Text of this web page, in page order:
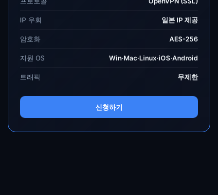
IP 우회 일본 IP 제공
암호화 AES-256
지원 OS Win·Mac·Linux·iOS·Android
트래픽 무제한
신청하기